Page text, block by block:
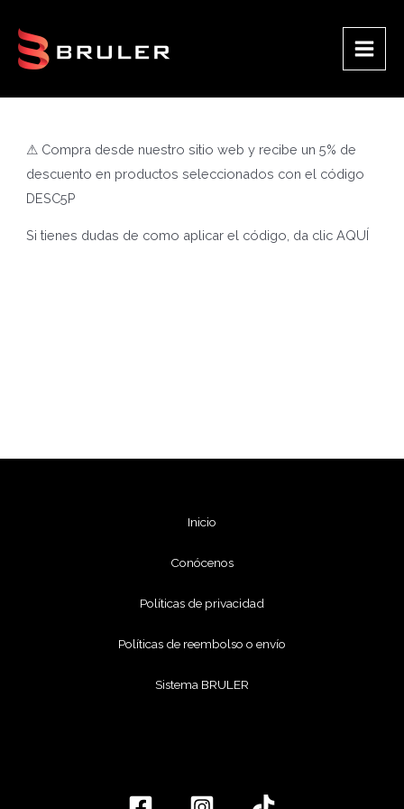
contenido
Main
⚠ Compra desde nuestro sitio web y recibe un 5% de
descuento en productos seleccionados con el código
DESC5P
Si tienes dudas de como aplicar el código, da clicAQUÍ
Inicio
Conócenos
Políticas de privacidad
Políticas de reembolso o envío
Sistema BRULER